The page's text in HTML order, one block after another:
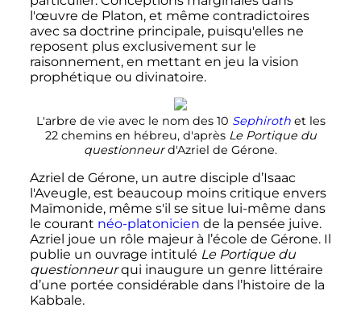
l'œuvre de Platon, et même contradictoires
avec sa doctrine principale, puisqu'elles ne
reposent plus exclusivement sur le
raisonnement, en mettant en jeu la vision
prophétique ou divinatoire.
L'arbre de vie avec le nom des 10 Sephirothet les
22 chemins en hébreu, d'après Le Portique du
questionneurd'Azriel de Gérone.
Azriel de Gérone, un autre disciple d’Isaac
l'Aveugle, est beaucoup moins critique envers
Maïmonide, même s'il se situe lui-même dans
le courant néo-platonicien de la pensée juive.
Azriel joue un rôle majeur à l’école de Gérone. Il
publie un ouvrage intitulé Le Portique du
questionneurqui inaugure un genre littéraire
d’une portée considérable dans l’histoire de la
Kabbale.